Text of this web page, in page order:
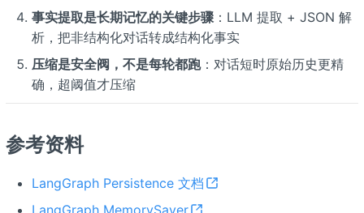
事实提取是长期记忆的关键步骤：LLM 提取 + JSON 解
析，把非结构化对话转成结构化事实
压缩是安全阀，不是每轮都跑：对话短时原始历史更精
确，超阈值才压缩
参考资料
LangGraph Persistence 文档
LangGraph MemorySaver